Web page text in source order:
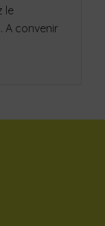
le
A convenir